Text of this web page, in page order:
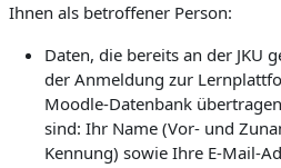
Ihnen als betroffener Person:
Daten, die bereits an der JKU
der Anmeldung zur
Moodle-Datenbank
sind: Ihr Name (Vor- und
Kennung) sowie Ihre E-Mail-